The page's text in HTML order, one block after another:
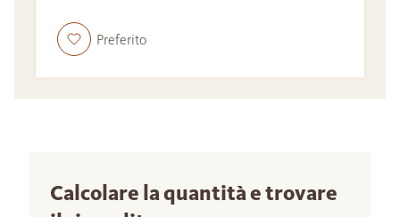
Preferito
Calcolare la quantità e trovare